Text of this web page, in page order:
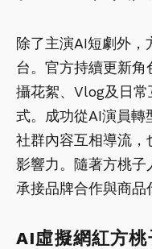
除了主演AI短劇外，
台。官方持續更新
攝花絮、Vlog及日
式。成功從AI演員轉
社群內容互相導流，
影響力。隨著方桃
承接品牌合作與商品
AI虛擬網紅方